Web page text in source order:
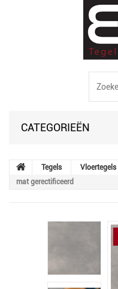
CATEGORIEËN
Tegels Vloertegels
mat gerectificeerd